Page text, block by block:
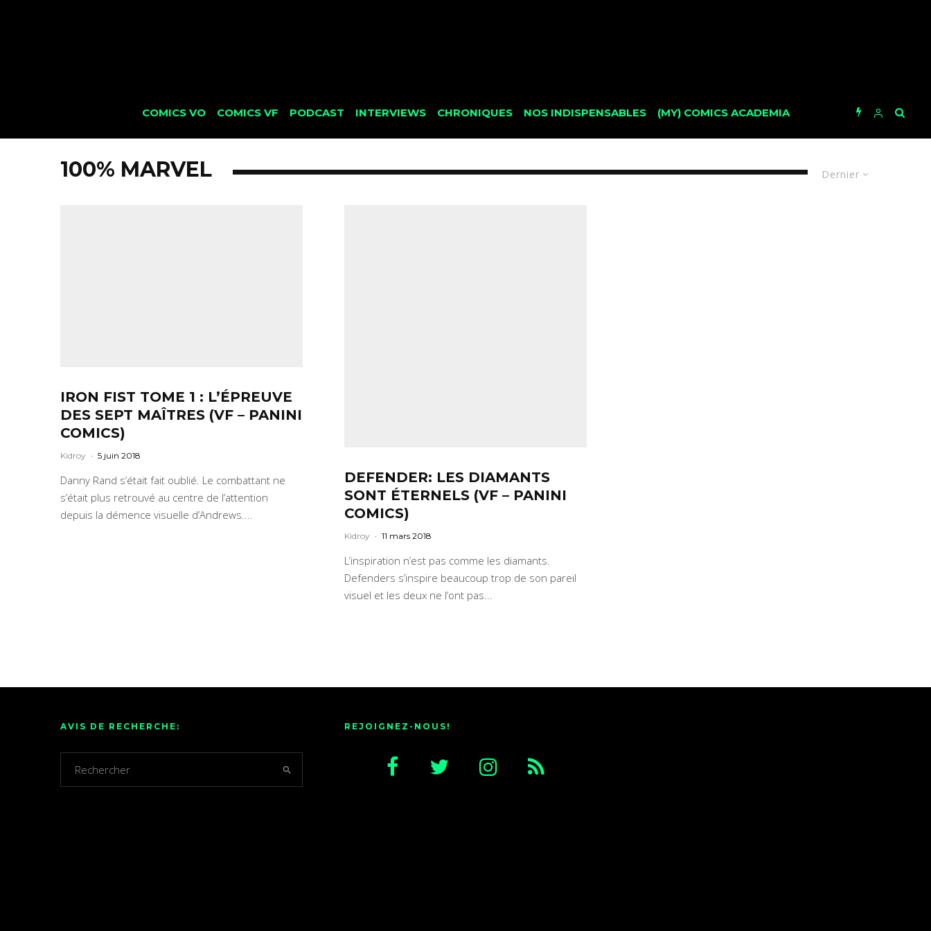
COMICS VO COMICS VF PODCAST INTERVIEWS CHRONIQUES NOS INDISPENSABLES (MY) COMICS ACADEMIA
Dernier
100% MARVEL
IRON FIST TOME 1 : L’ÉPREUVE
DES SEPT MAÎTRES (VF – PANINI
COMICS)
Kidroy · 5 juin 2018
Danny Rand s’était fait oublié. Le combattant ne
s’était plus retrouvé au centre de l’attention
depuis la démence visuelle d’Andrews....
DEFENDER: LES DIAMANTS
SONT ÉTERNELS (VF – PANINI
COMICS)
Kidroy · 11 mars 2018
L’inspiration n’est pas comme les diamants.
Defenders s’inspire beaucoup trop de son pareil
visuel et les deux ne l’ont pas...
AVIS DE RECHERCHE: REJOIGNEZ-NOUS!